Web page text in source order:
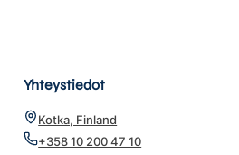
Yhteystiedot
Kotka, Finland
+358 10 200 47 10